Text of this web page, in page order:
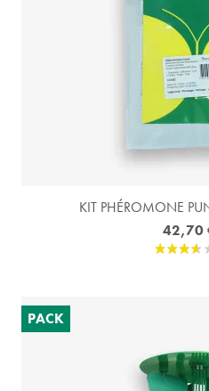
KIT PHÉROMONE
42,70
PACK